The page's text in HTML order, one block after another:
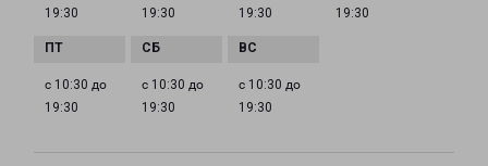
19:30
19:30
19:30
19:30
с 10:30 до
19:30
с 10:30 до
19:30
с 10:30 до
19:30